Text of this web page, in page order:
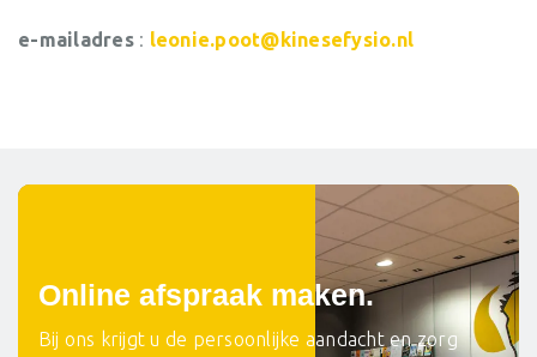
e-mailadres: leonie.poot@kinesefysio.nl
Online afspraak maken.
Bij ons krijgt u de persoonlijke aandacht en zorg